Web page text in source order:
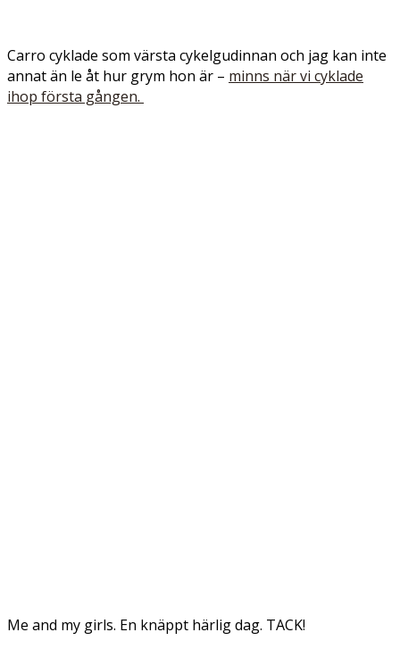
Carro cyklade som värsta cykelgudinnan och jag kan inte
annat än le åt hur grym hon är – minns när vi cyklade
ihop första gången.
Me and my girls. En knäppt härlig dag. TACK!